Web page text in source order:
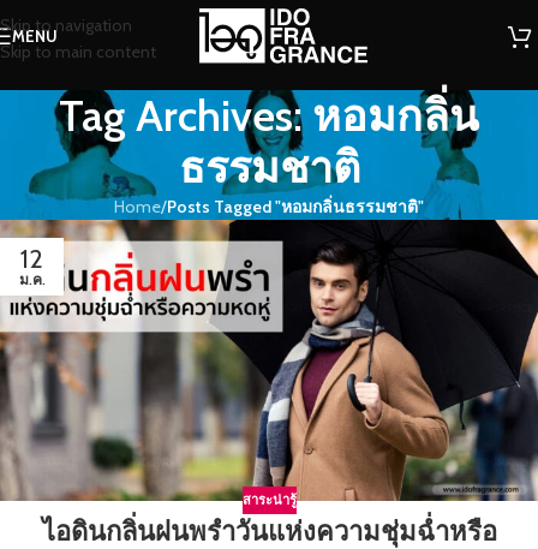
Skip to navigation
Skip to main content
MENU
Tag Archives: หอมกลิ่น
ธรรมชาติ
Home/Posts Tagged "หอมกลิ่นธรรมชาติ"
12
ม.ค.
สาระน่ารู้
ไอดินกลิ่นฝนพรำวันแห่งความชุ่มฉ่ำหรือ